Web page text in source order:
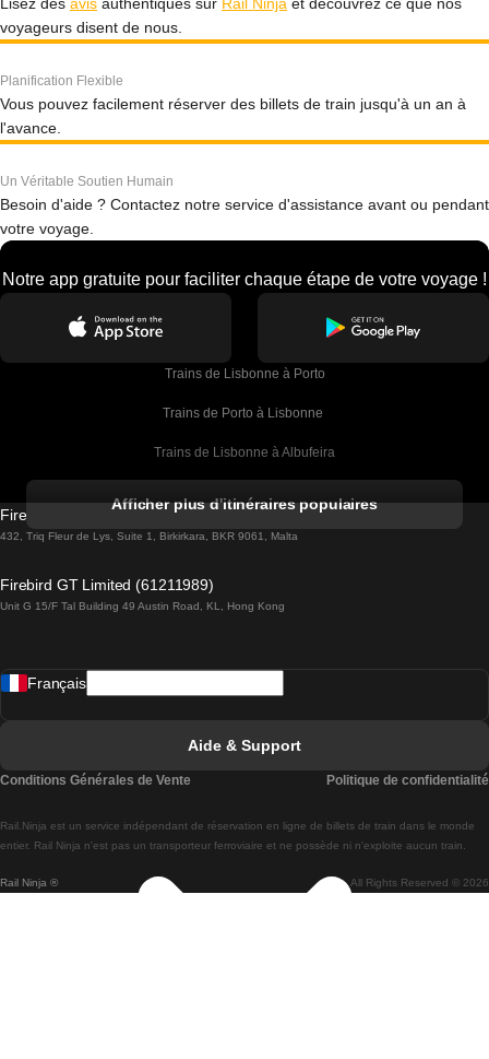
voyageurs disent de nous.
Planification Flexible
Vous pouvez facilement réserver des billets de train jusqu'à un an à
l'avance.
Un Véritable Soutien Humain
Besoin d'aide ? Contactez notre service d'assistance avant ou pendant
votre voyage.
Notre app gratuite pour faciliter chaque étape de votre voyage !
Trains de Lisbonne à Porto
Trains de Porto à Lisbonne
Trains de Lisbonne à Albufeira
Trains de Lisbonne à Lagos
Trains de Lisbonne à Madrid
Trains de Lisbonne à Braga
Trains de Braga à Lisbonne
Afficher plus d'itinéraires populaires
Firebird GT Limited (OC 1451)
432, Triq Fleur de Lys, Suite 1, Birkirkara, BKR 9061, Malta
Firebird GT Limited (61211989)
Unit G 15/F Tal Building 49 Austin Road, KL, Hong Kong
Rail Ninja ® All Rights Reserved © 2026
Rail.Ninja est un service indépendant de réservation en ligne de billets de train dans le monde
entier. Rail Ninja n'est pas un transporteur ferroviaire et ne possède ni n'exploite aucun train.
Français
Aide & Support
Conditions Générales de Vente Politique de confidentialité